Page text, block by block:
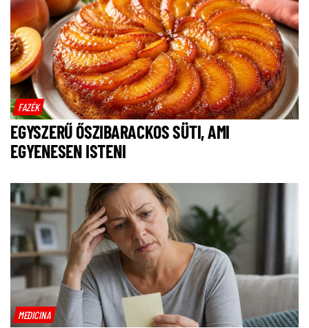
FAZÉK
EGYSZERŰ ŐSZIBARACKOS SÜTI, AMI
EGYENESEN ISTENI
MEDICINA